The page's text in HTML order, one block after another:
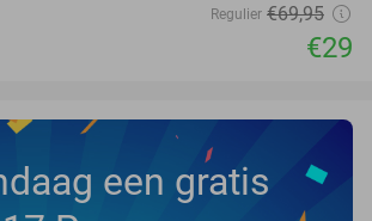
Regulier €69,95
€29
een gratis